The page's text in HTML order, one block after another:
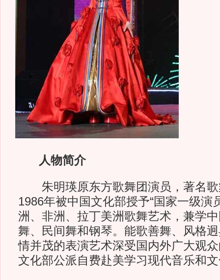
人物简介
朱明瑛原东方歌舞团演员，著名歌
1986年被中国文化部授予“国家一级演
洲、非洲、拉丁美洲歌舞艺术，兼学
舞、民间舞和钢琴。能歌善舞、风格
情并茂的表演艺术深受国内外广大观
文化部公派自费赴美学习现代音乐和